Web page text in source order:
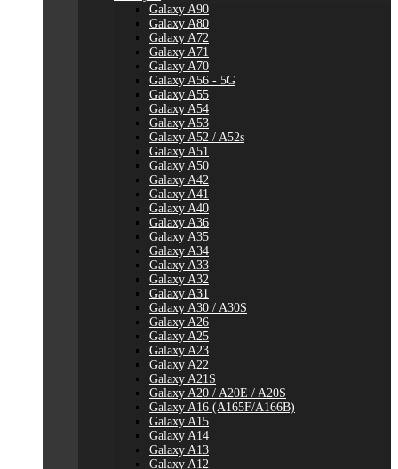
Galaxy A90
Galaxy A80
Galaxy A72
Galaxy A71
Galaxy A70
Galaxy A56 - 5G
Galaxy A55
Galaxy A54
Galaxy A53
Galaxy A52 / A52s
Galaxy A51
Galaxy A50
Galaxy A42
Galaxy A41
Galaxy A40
Galaxy A36
Galaxy A35
Galaxy A34
Galaxy A33
Galaxy A32
Galaxy A31
Galaxy A30 / A30S
Galaxy A26
Galaxy A25
Galaxy A23
Galaxy A22
Galaxy A21S
Galaxy A20 / A20E / A20S
Galaxy A16 (A165F/A166B)
Galaxy A15
Galaxy A14
Galaxy A13
Galaxy A12